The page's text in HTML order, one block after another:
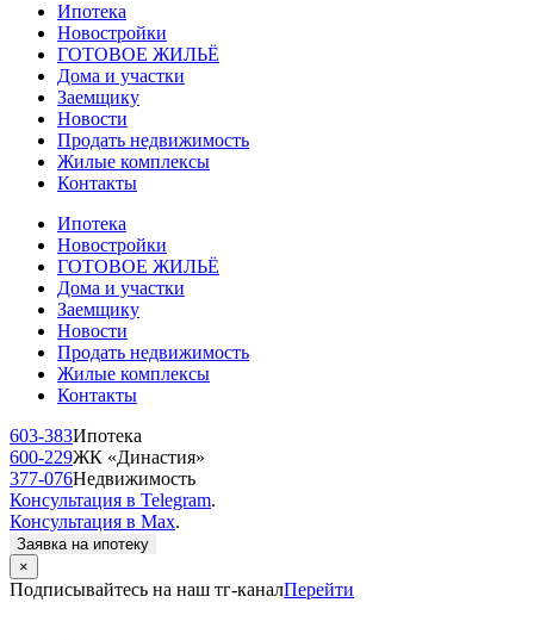
Ипотека
Новостройки
ГОТОВОЕ ЖИЛЬЁ
Дома и участки
Заемщику
Новости
Продать недвижимость
Жилые комплексы
Контакты
Ипотека
Новостройки
ГОТОВОЕ ЖИЛЬЁ
Дома и участки
Заемщику
Новости
Продать недвижимость
Жилые комплексы
Контакты
603-383Ипотека
600-229ЖК «Династия»
377-076Недвижимость
Консультация в Telegram.
Консультация в Max.
Заявка на ипотеку
×
Подписывайтесь на наш тг-каналПерейти